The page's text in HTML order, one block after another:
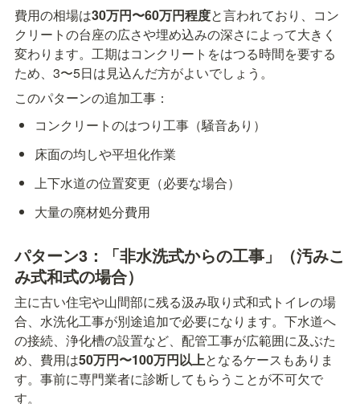
費用の相場は30万円〜60万円程度と言われており、コン
クリートの台座の広さや埋め込みの深さによって大きく
変わります。工期はコンクリートをはつる時間を要する
ため、3〜5日は見込んだ方がよいでしょう。
このパターンの追加工事：
コンクリートのはつり工事（騒音あり）
床面の均しや平坦化作業
上下水道の位置変更（必要な場合）
大量の廃材処分費用
パターン3：「非水洗式からの工事」（汚みこ
み式和式の場合）
主に古い住宅や山間部に残る汲み取り式和式トイレの場
合、水洗化工事が別途追加で必要になります。下水道へ
の接続、浄化槽の設置など、配管工事が広範囲に及ぶた
め、費用は50万円〜100万円以上となるケースもありま
す。事前に専門業者に診断してもらうことが不可欠で
す。